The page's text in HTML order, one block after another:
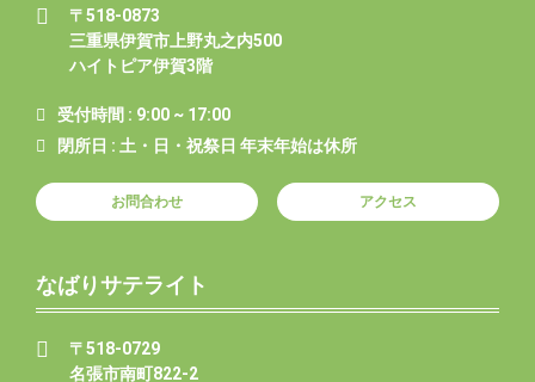
〒518-0873
三重県伊賀市上野丸之内500
ハイトピア伊賀3階
受付時間 : 9:00 ~ 17:00
閉所日 : 土・日・祝祭日 年末年始は休所
お問合わせ アクセス
なばりサテライト
〒518-0729
名張市南町822-2